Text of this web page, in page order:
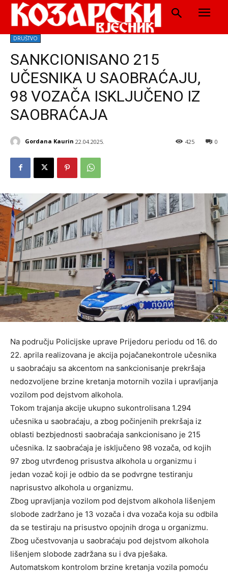
DRUŠTVO
SANKCIONISANO 215
UČESNIKA U SAOBRAĆAJU,
98 VOZAČA ISKLJUČENO IZ
SAOBRAĆAJA
Gordana Kaurin 22.04.2025. 0
425
Na području Policijske uprave Prijedoru periodu od 16. do
22. aprila realizovana je akcija pojačanekontrole učesnika
u saobraćaju sa akcentom na sankcionisanje prekršaja
nedozvoljene brzine kretanja motornih vozila i upravljanja
vozilom pod dejstvom alkohola.
Tokom trajanja akcije ukupno sukontrolisana 1.294
učesnika u saobraćaju, a zbog počinjenih prekršaja iz
oblasti bezbjednosti saobraćaja sankcionisano je 215
učesnika. Iz saobraćaja je isključeno 98 vozača, od kojih
97 zbog utvrđenog prisustva alkohola u organizmu i
jedan vozač koji je odbio da se podvrgne testiranju
naprisustvo alkohola u organizmu.
Zbog upravljanja vozilom pod dejstvom alkohola lišenjem
slobode zadržano je 13 vozača i dva vozača koja su odbila
da se testiraju na prisustvo opojnih droga u organizmu.
Zbog učestvovanja u saobraćaju pod dejstvom alkohola
lišenjem slobode zadržana su i dva pješaka.
Automatskom kontrolom brzine kretanja vozila pomoću